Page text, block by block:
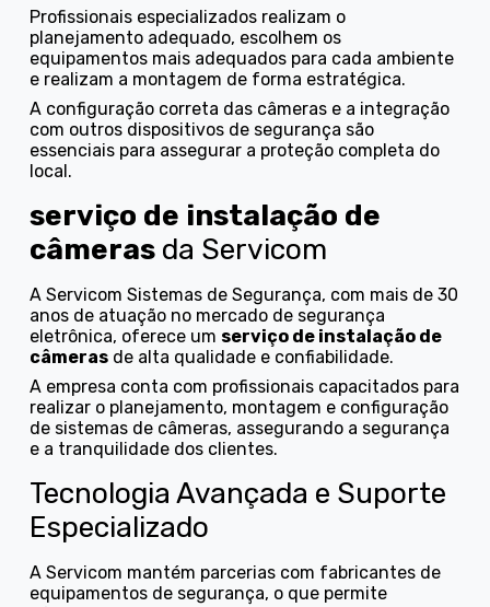
Profissionais especializados realizam o
planejamento adequado, escolhem os
equipamentos mais adequados para cada ambiente
e realizam a montagem de forma estratégica.
A configuração correta das câmeras e a integração
com outros dispositivos de segurança são
essenciais para assegurar a proteção completa do
local.
serviço de instalação de
câmeras da Servicom
A Servicom Sistemas de Segurança, com mais de 30
anos de atuação no mercado de segurança
eletrônica, oferece um serviço de instalação de
câmeras de alta qualidade e confiabilidade.
A empresa conta com profissionais capacitados para
realizar o planejamento, montagem e configuração
de sistemas de câmeras, assegurando a segurança
e a tranquilidade dos clientes.
Tecnologia Avançada e Suporte
Especializado
A Servicom mantém parcerias com fabricantes de
equipamentos de segurança, o que permite